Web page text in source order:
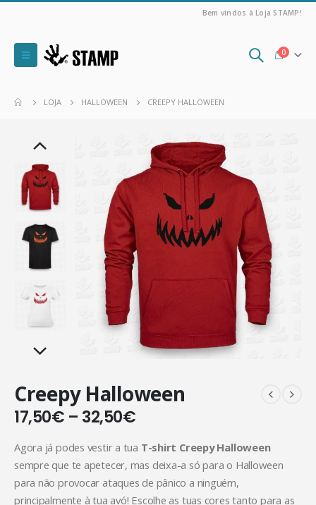
Bem vindos à Loja STAMP!
0
LOJA HALLOWEEN CREEPY HALLOWEEN
Creepy Halloween
17,50€ – 32,50€
Agora já podes vestir a tua T-shirt Creepy Halloween
sempre que te apetecer, mas deixa-a só para o Halloween
para não provocar ataques de pânico a ninguém,
principalmente à tua avó! Escolhe as tuas cores tanto para as